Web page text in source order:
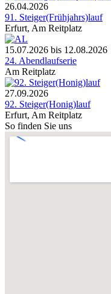
26.04.2026
91. Steiger(Frühjahrs)lauf
Erfurt, Am Reitplatz
15.07.2026 bis 12.08.2026
24. Abendlaufserie
Am Reitplatz
27.09.2026
92. Steiger(Honig)lauf
Erfurt, Am Reitplatz
So finden Sie uns